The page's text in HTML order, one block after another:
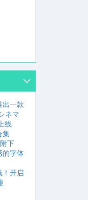
出一款
ネマ
线
集
下
的字体
！开启